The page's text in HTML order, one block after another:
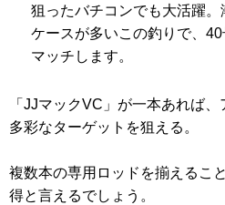
狙ったバチコンでも大活躍
ケースが多いこの釣りで、
マッチします。
「JJマックVC」が一本あれば
多彩なターゲットを狙える。
複数本の専用ロッドを揃えるこ
得と言えるでしょう。